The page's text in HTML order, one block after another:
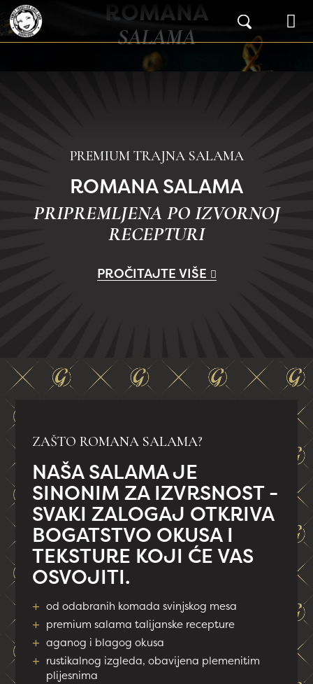
Skip to content
Main Navigation
ROMANA
SALAMA
PREMIUM TRAJNA SALAMA
ROMANA SALAMA
PRIPREMLJENA PO IZVORNOJ
RECEPTURI
PROČITAJTE VIŠE
ZAŠTO ROMANA SALAMA?
NAŠA SALAMA JE
SINONIM ZA IZVRSNOST -
SVAKI ZALOGAJ OTKRIVA
BOGATSTVO OKUSA I
TEKSTURE KOJI ĆE VAS
OSVOJITI.
+ od odabranih komada svinjskog mesa
+ premium salama talijanske recepture
+ aganog i blagog okusa
+ rustikalnog izgleda, obavijena plemenitim
plijesnima